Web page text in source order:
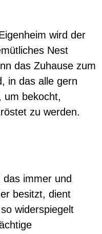
wird der
Nest
das Zuhause zum
in das alle gern
um bekocht,
zu werden.
immer und
besitzt, dient
widerspiegelt